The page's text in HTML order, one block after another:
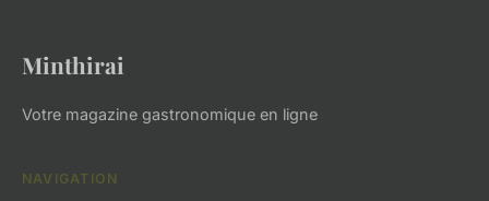
Minthirai
Votre magazine gastronomique en ligne
NAVIGATION